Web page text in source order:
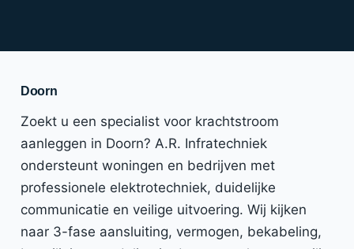
Doorn
Zoekt u een specialist voor krachtstroom
aanleggen in Doorn? A.R. Infratechniek
ondersteunt woningen en bedrijven met
professionele elektrotechniek, duidelijke
communicatie en veilige uitvoering. Wij kijken
naar 3-fase aansluiting, vermogen, bekabeling,